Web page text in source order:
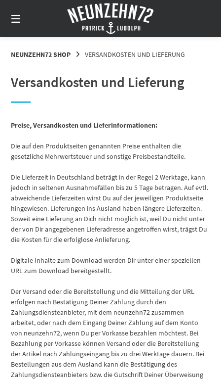
zum
Inhalt
NEUNZEHN72 SHOP VERSANDKOSTEN UND LIEFERUNG
Versandkosten und Lieferung
Preise, Versandkosten und Lieferinformationen:
Die auf den Produktseiten genannten Preise enthalten die
gesetzliche Mehrwertsteuer und sonstige Preisbestandteile.
Die Lieferzeit in Deutschland beträgt in der Regel 2 Werktage, kann
jedoch in seltenen Ausnahmefällen bis zu 5 Tage betragen. Auf evtl.
abweichende Lieferzeiten wirst Du auf der jeweiligen Produktseite
hingewiesen. Lieferungen ins Ausland haben längere Lieferzeiten.
Soweit eine Lieferung an Dich nicht möglich ist, weil Du nicht unter
der von Dir angegebenen Lieferadresse angetroffen wirst, trägst Du
die Kosten für die erfolglose Anlieferung.
Digitale Inhalte zum Download werden Dir unter einer speziellen
URL zum Download bereitgestellt.
Der Versand oder die Bereitstellung und die Mitteilung der URL
erfolgen nach Bestätigung Deiner Zahlung durch den
Zahlungsdiensteanbieter, mit dem neunzehn72 zusammen
arbeitet, oder nach dem Eingang Deiner Zahlung auf dem Konto
von neunzehn72, wenn Du per Vorkasse bezahlen möchtest. Bei
Bezahlung per Vorkasse können Versand oder die Bereitstellung
der Artikel nach Zahlungseingang bis zu drei Werktage dauern. Bei
Bestellungen aus dem Ausland kann die Bestätigung des
Zahlungsdiensteanbieters bzw. die Gutschrift Deiner Überweisung